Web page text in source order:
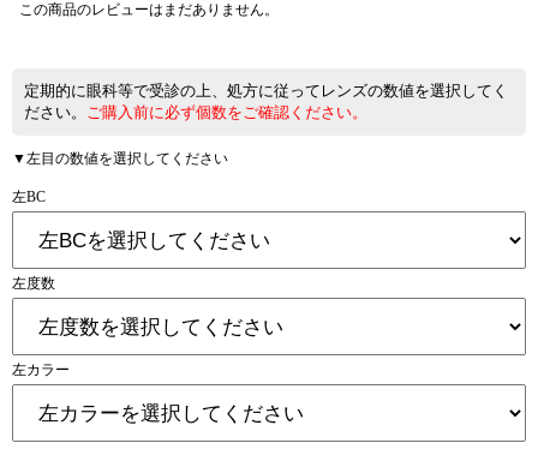
この商品のレビューはまだありません。
定期的に眼科等で受診の上、処方に従ってレンズの数値を選択してく
ださい。 ご購入前に必ず個数をご確認ください。
▼左目の数値を選択してください
左BC
左度数
左カラー